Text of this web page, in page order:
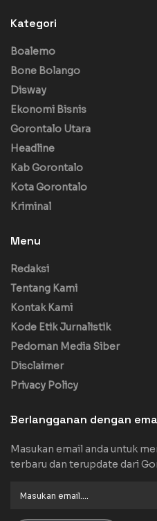
Kategori
Boalemo
Bone Bolango
Disway
Ekonomi Bisnis
Gorontalo Utara
Headline
Kab Gorontalo
Kota Gorontalo
Kriminal
Menu
Redaksi
Tentang Kami
Kontak Kami
Kode Etik Jurnalistik
Pedoman Media Siber
Disclaimer
Privacy Policy
Berlangganan dengan
Masukan email anda untuk
terbaru dan terupdate dari